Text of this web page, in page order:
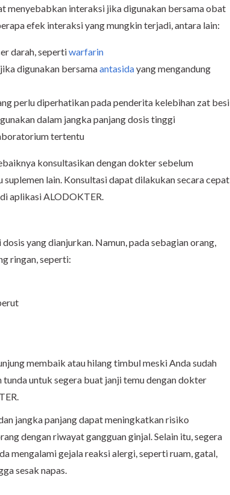
menyebabkan interaksi jika digunakan bersama obat
efek interaksi yang mungkin terjadi, antara lain:
darah, sepertiwarfarin
digunakan bersamaantasidayang mengandung
perlu diperhatikan pada penderita kelebihan zat besi
dalam jangka panjang dosis tinggi
tertentu
konsultasikan dengan dokter sebelum
lain. Konsultasi dapat dilakukan secara cepat
di aplikasi ALODOKTER.
yang dianjurkan. Namun, pada sebagian orang,
ringan, seperti:
membaik atau hilang timbul meski Anda sudah
untuk segera buat janji temu dengan dokter
jangka panjang dapat meningkatkan risiko
dengan riwayat gangguan ginjal. Selain itu, segera
mengalami gejala reaksi alergi, seperti ruam, gatal,
sesak napas.